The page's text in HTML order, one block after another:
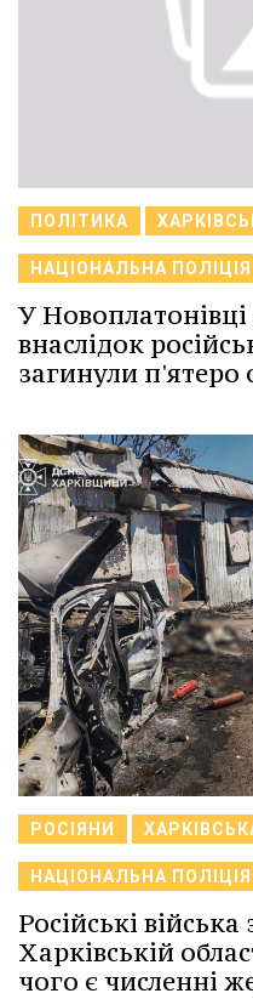
ПОЛІТИКА
НАЦІОНАЛЬНА ПОЛІЦІЯ
У
внаслідок
загинули п'ятеро
РОСІЯНИ
НАЦІОНАЛЬНА ПОЛІЦІЯ
Російські
Харківській
чого є численні